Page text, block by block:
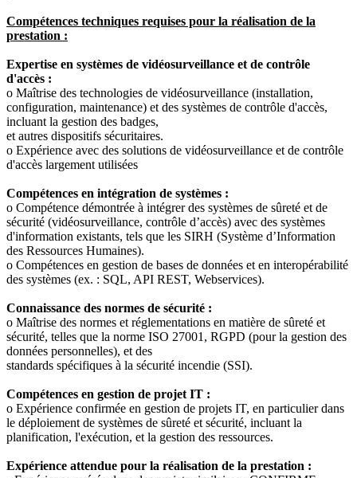
Compétences techniques requises pour la réalisation de la
prestation :
Expertise en systèmes de vidéosurveillance et de contrôle
d'accès :
o Maîtrise des technologies de vidéosurveillance (installation,
configuration, maintenance) et des systèmes de contrôle d'accès,
incluant la gestion des badges,
et autres dispositifs sécuritaires.
o Expérience avec des solutions de vidéosurveillance et de contrôle
d'accès largement utilisées
Compétences en intégration de systèmes :
o Compétence démontrée à intégrer des systèmes de sûreté et de
sécurité (vidéosurveillance, contrôle d’accès) avec des systèmes
d'information existants, tels que les SIRH (Système d’Information
des Ressources Humaines).
o Compétences en gestion de bases de données et en interopérabilité
des systèmes (ex. : SQL, API REST, Webservices).
Connaissance des normes de sécurité :
o Maîtrise des normes et réglementations en matière de sûreté et
sécurité, telles que la norme ISO 27001, RGPD (pour la gestion des
données personnelles), et des
standards spécifiques à la sécurité incendie (SSI).
Compétences en gestion de projet IT :
o Expérience confirmée en gestion de projets IT, en particulier dans
le déploiement de systèmes de sûreté et sécurité, incluant la
planification, l'exécution, et la gestion des ressources.
Expérience attendue pour la réalisation de la prestation :